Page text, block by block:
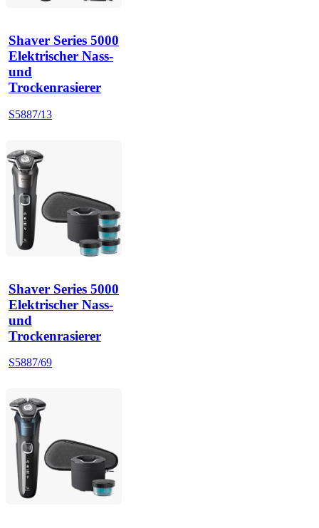
Shaver Series 5000
Elektrischer Nass-
und
Trockenrasierer
S5887/13
Shaver Series 5000
Elektrischer Nass-
und
Trockenrasierer
S5887/69